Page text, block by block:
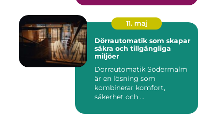
11. maj
Dörrautomatik som skapar
säkra och tillgängliga
miljöer
Dörrautomatik Södermalm
är en lösning som
kombinerar komfort,
säkerhet och ...